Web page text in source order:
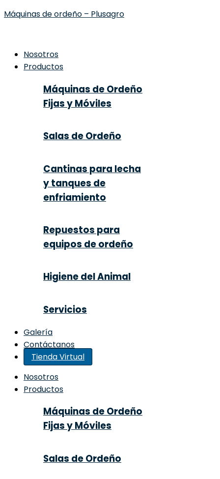
Máquinas de ordeño – Plusagro
Nosotros
Productos
Máquinas de Ordeño
Fijas y Móviles
Salas de Ordeño
Cantinas para lecha
y tanques de
enfriamiento
Repuestos para
equipos de ordeño
Higiene del Animal
Servicios
Galería
Contáctanos
Tienda Virtual
Nosotros
Productos
Máquinas de Ordeño
Fijas y Móviles
Salas de Ordeño